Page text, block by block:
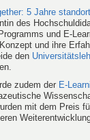
5 Jahre
des
und E-
und ihre
den
zudem der E-
mit dem Preis